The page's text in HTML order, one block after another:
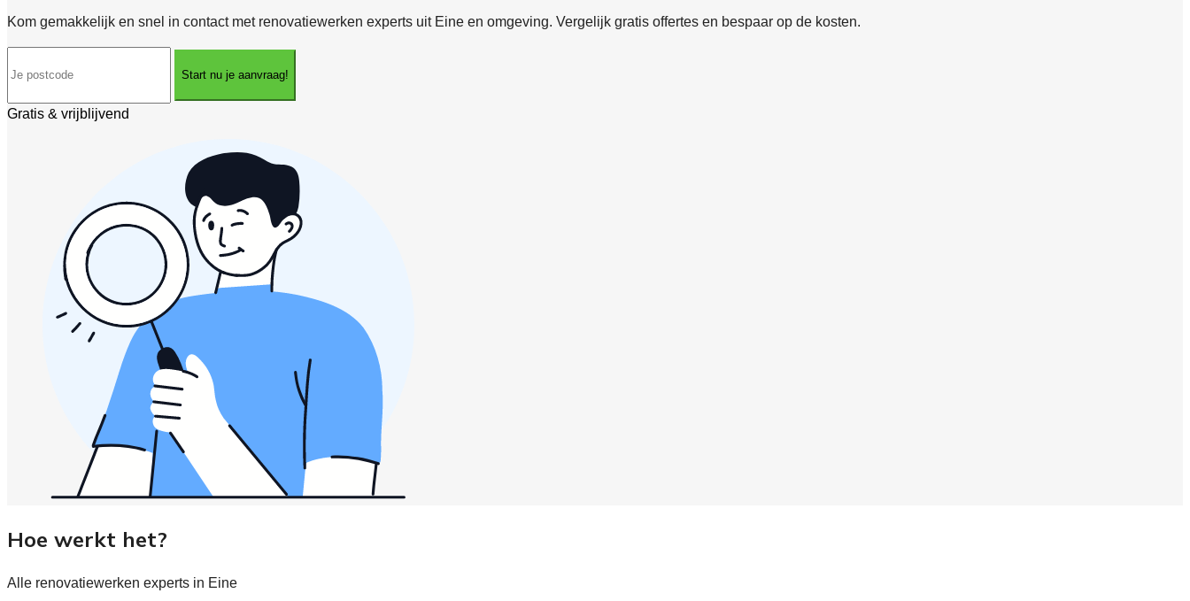
Kom gemakkelijk en snel in contact met renovatiewerken experts uit Eine en omgeving. Vergelijk gratis offertes en bespaar op de kosten.
Start nu je aanvraag!
Gratis & vrijblijvend
Hoe werkt het?
Alle renovatiewerken experts in Eine